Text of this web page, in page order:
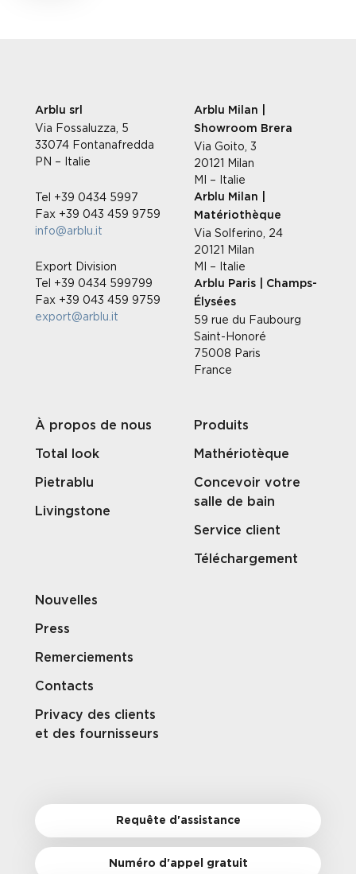
Arblu srl
Via Fossaluzza, 5
33074 Fontanafredda
PN – Italie
Tel +39 0434 5997
Fax +39 043 459 9759
info@arblu.it
Export Division
Tel +39 0434 599799
Fax +39 043 459 9759
export@arblu.it
Arblu Milan |
Showroom Brera
Via Goito, 3
20121 Milan
MI – Italie
Arblu Milan |
Matériothèque
Via Solferino, 24
20121 Milan
MI – Italie
Arblu Paris | Champs-
Élysées
59 rue du Faubourg
Saint-Honoré
75008 Paris
France
À propos de nous
Total look
Pietrablu
Livingstone
Produits
Mathériotèque
Concevoir votre
salle de bain
Service client
Téléchargement
Nouvelles
Press
Remerciements
Contacts
Privacy des clients
et des fournisseurs
Requête d'assistance
Numéro d'appel gratuit